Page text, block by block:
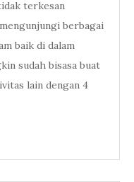
terkesan
berbagai
baik di dalam
sudah bisasa buat
lain dengan 4